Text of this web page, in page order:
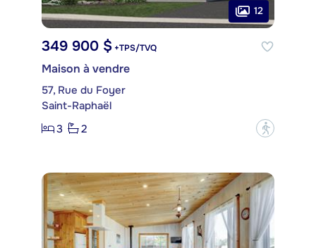
12
349 900 $ +TPS/TVQ
Maison à vendre
57, Rue du Foyer
Saint-Raphaël
3
2 ?